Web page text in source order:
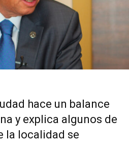
hace un balance
y explica algunos de
la localidad se